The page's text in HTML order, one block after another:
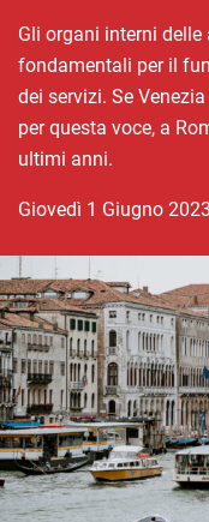
Gli organi interni
fondamentali per il
dei servizi. Se
per questa voce, a
ultimi anni.
giovedì 1 Giugno 2023